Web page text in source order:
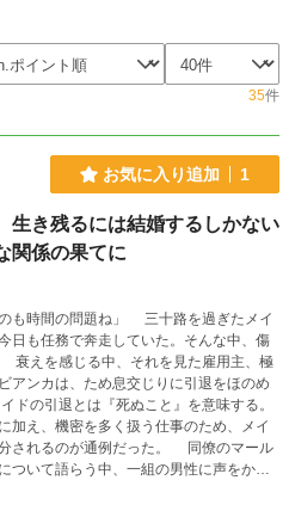
35件
お気に入り追加 1
生き残るには結婚するしかない
関係の果てに
題ね」 三十路を過ぎたメイ
日も任務で奔走していた。そんな中、傷
アンカは、ため息交じりに引退をほのめ
加え、機密を多く扱う仕事のため、メイ
のが通例だった。 同僚のマール
ついて語らう中、一組の男性に声をかけ